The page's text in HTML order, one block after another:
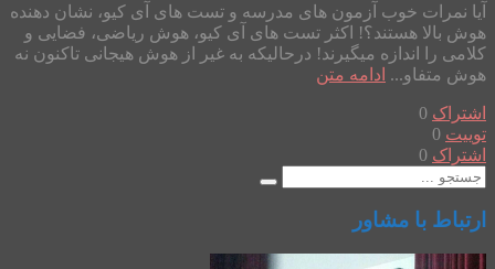
آیا نمرات خوب آزمون های مدرسه و تست های آی کیو، نشان دهنده
هوش بالا هستند؟! اکثر تست های آی کیو، هوش ریاضی، فضایی و
کلامی را اندازه میگیرند! درحالیکه به غیر از هوش هیجانی تاکنون نه
هوش متفاو... ادامه متن
اشتراک 0
توییت 0
اشتراک 0
ارتباط با مشاور